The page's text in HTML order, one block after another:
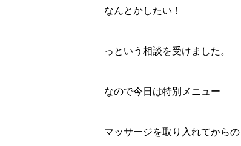
なんとかしたい！
っという相談を受けました。
なので今日は特別メニュー
マッサージを取り入れてから